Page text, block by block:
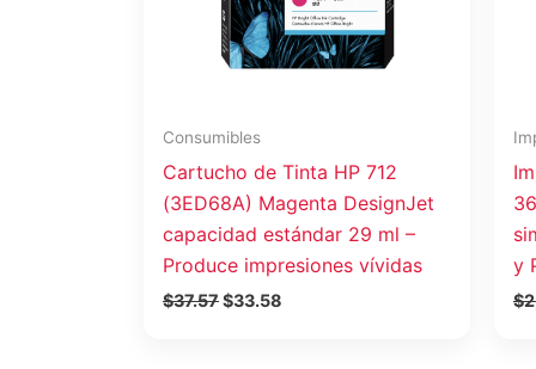
Consumibles
Cartucho de Tinta HP 712
(3ED68A) Magenta DesignJet
capacidad estándar 29 ml –
Produce impresiones vívidas
$37.57$33.58
y
$